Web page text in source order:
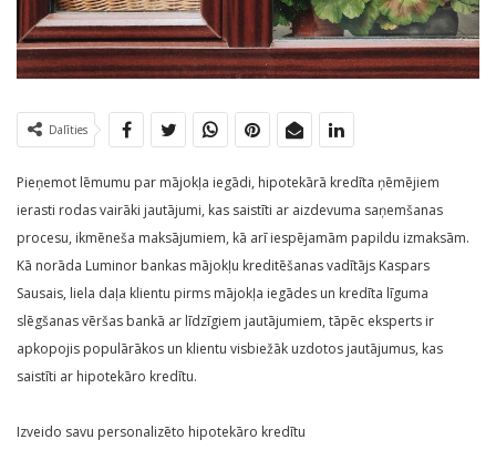
Dalīties
Pieņemot lēmumu par mājokļa iegādi, hipotekārā kredīta ņēmējiem
ierasti rodas vairāki jautājumi, kas saistīti ar aizdevuma saņemšanas
procesu, ikmēneša maksājumiem, kā arī iespējamām papildu izmaksām.
Kā norāda Luminor bankas mājokļu kreditēšanas vadītājs Kaspars
Sausais, liela daļa klientu pirms mājokļa iegādes un kredīta līguma
slēgšanas vēršas bankā ar līdzīgiem jautājumiem, tāpēc eksperts ir
apkopojis populārākos un klientu visbiežāk uzdotos jautājumus, kas
saistīti ar hipotekāro kredītu.
Izveido savu personalizēto hipotekāro kredītu